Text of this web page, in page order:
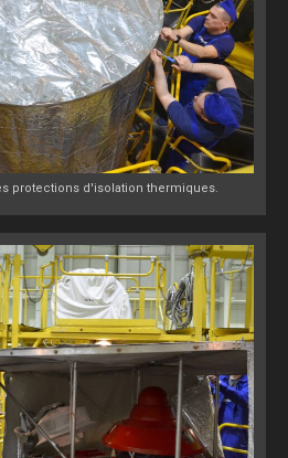
protections d'isolation thermiques.